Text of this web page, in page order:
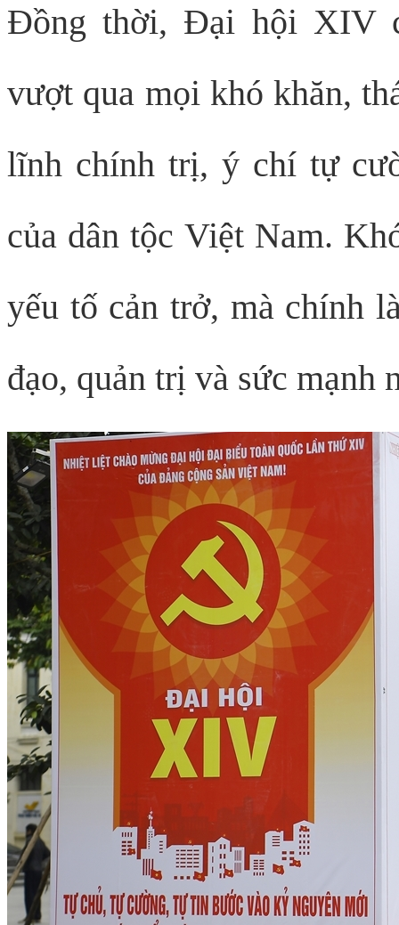
Đồng thời, Đại hội XIV
vượt qua mọi khó khăn,
lĩnh chính trị, ý chí tự
của dân tộc Việt Nam.
yếu tố cản trở, mà chính
đạo, quản trị và sức mạnh